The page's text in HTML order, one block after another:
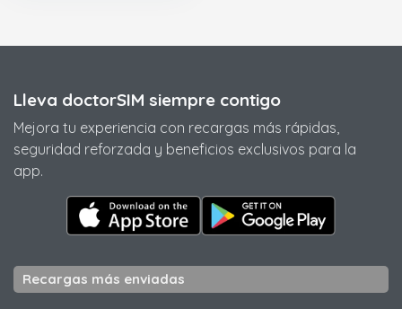
Lleva doctorSIM siempre contigo
Mejora tu experiencia con recargas más rápidas,
seguridad reforzada y beneficios exclusivos para la
app.
Recargas más enviadas